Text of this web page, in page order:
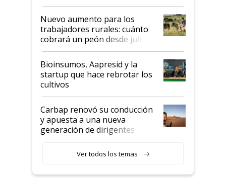
Nuevo aumento para los
trabajadores rurales: cuánto
cobrará un peón desde julio
Bioinsumos, Aapresid y la
startup que hace rebrotar los
cultivos
Carbap renovó su conducción
y apuesta a una nueva
generación de dirigentes
Ver todos los temas